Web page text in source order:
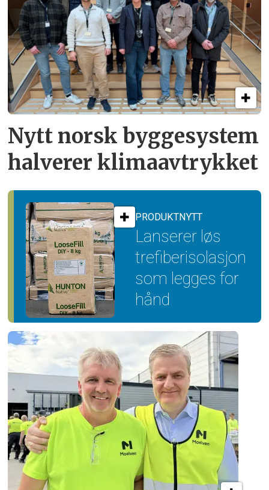
Nytt norsk byggesystem
halverer klimaavtrykket
PRODUKTNYTT
Lanserer løs
trefiber­isolasjon
som legges for
hånd